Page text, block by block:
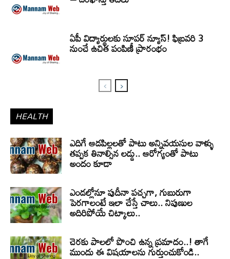
ఏపీ విద్యార్థులకు సూపర్ న్యూస్! ఫిబ్రవరి 3
నుంచే ఉచిత పంపిణీ ప్రారంభం
HEALTH
ఎదిగే ఆడపిల్లలతో పాటు అన్నివయసుల వాళ్ళు
తప్పక తినాల్సిన లడ్డు.. ఆరోగ్యంతో పాటు
అందం కూడా
ఎండల్లోనూ పుదీనా పచ్చగా, గుబురుగా
పెరగాలంటే ఇలా చేస్తే చాలు.. నిపుణుల
అదిరిపోయే చిట్కాలు..
చెరకు పాలలో పొంచి ఉన్న ప్రమాదం..! తాగే
ముందు ఈ విషయాలను గుర్తుంచుకోండి..